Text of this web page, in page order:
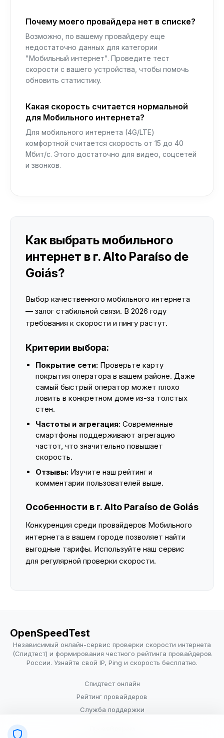
Почему моего провайдера нет в списке?
Возможно, по вашему провайдеру еще
недостаточно данных для категории
"Мобильный интернет". Проведите тест
скорости с вашего устройства, чтобы помочь
обновить статистику.
Какая скорость считается нормальной
для Мобильного интернета?
Для мобильного интернета (4G/LTE)
комфортной считается скорость от 15 до 40
Мбит/с. Этого достаточно для видео, соцсетей
и звонков.
Как выбрать мобильного
интернет в г. Alto Paraíso de
Goiás?
Выбор качественного мобильного интернета
— залог стабильной связи. В 2026 году
требования к скорости и пингу растут.
Критерии выбора:
Покрытие сети: Проверьте карту
покрытия оператора в вашем районе. Даже
самый быстрый оператор может плохо
ловить в конкретном доме из-за толстых
стен.
Частоты и агрегация: Современные
смартфоны поддерживают агрегацию
частот, что значительно повышает
скорость.
Отзывы: Изучите наш рейтинг и
комментарии пользователей выше.
Особенности в г. Alto Paraíso de Goiás
Конкуренция среди провайдеров Мобильного
интернета в вашем городе позволяет найти
выгодные тарифы. Используйте наш сервис
для регулярной проверки скорости.
OpenSpeedTest
Независимый онлайн-сервис проверки скорости интернета
(Спидтест) и формирования честного рейтинга провайдеров
России. Узнайте свой IP, Ping и скорость бесплатно.
Спидтест онлайн
Рейтинг провайдеров
Служба поддержки